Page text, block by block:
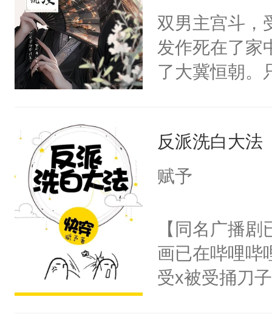
莲花可不止有
点脑袋，看着
常见问题一：
教科书版：“
母的微笑：“
留看着面前这
人，突然醒悟
卫天还没亮
腰：“陛下，
不好了！”“那
双男主宫斗，
发作死在了家
了大冀恒朝。
惜被人暗害，
绝。主神知晓
朝，一个从
为三种性别。
构与男子相同
了一颗红色的
反派洗白大法
赋予
【同名广播
画已在哔哩哔
受x被受捅刀